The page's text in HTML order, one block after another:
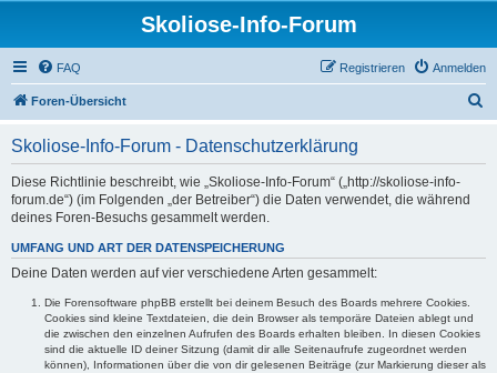
Skoliose-Info-Forum
FAQ Anmelden
Registrieren
Foren-Übersicht
Skoliose-Info-Forum - Datenschutzerklärung
Diese Richtlinie beschreibt, wie „Skoliose-Info-Forum“ („http://skoliose-info-
forum.de“) (im Folgenden „der Betreiber“) die Daten verwendet, die während
deines Foren-Besuchs gesammelt werden.
UMFANG UND ART DER DATENSPEICHERUNG
Deine Daten werden auf vier verschiedene Arten gesammelt:
Die Forensoftware phpBB erstellt bei deinem Besuch des Boards mehrere Cookies.
Cookies sind kleine Textdateien, die dein Browser als temporäre Dateien ablegt und
die zwischen den einzelnen Aufrufen des Boards erhalten bleiben. In diesen Cookies
sind die aktuelle ID deiner Sitzung (damit dir alle Seitenaufrufe zugeordnet werden
können), Informationen über die von dir gelesenen Beiträge (zur Markierung dieser als